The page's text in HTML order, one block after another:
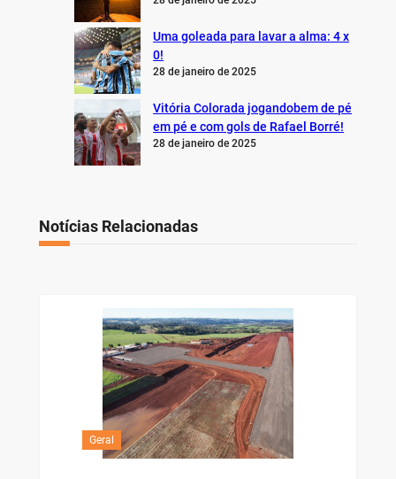
Uma goleada para lavar a alma: 4 x
0!
28 de janeiro de 2025
Vitória Colorada jogandobem de pé
em pé e com gols de Rafael Borré!
28 de janeiro de 2025
Notícias Relacionadas
Geral